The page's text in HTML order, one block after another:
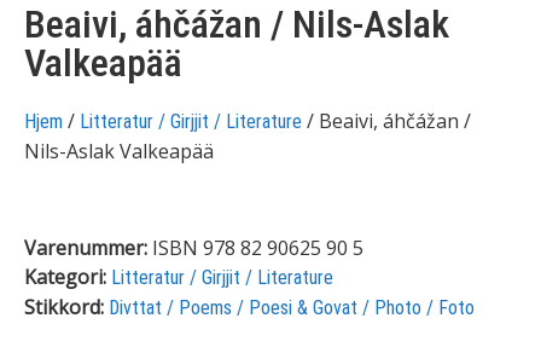
Beaivi, áhčážan / Nils-Aslak
Valkeapää
Hjem / Litteratur / Girjjit / Literature / Beaivi, áhčážan /
Nils-Aslak Valkeapää
Varenummer: ISBN 978 82 90625 90 5
Kategori: Litteratur / Girjjit / Literature
Stikkord: Divttat / Poems / Poesi & Govat / Photo / Foto